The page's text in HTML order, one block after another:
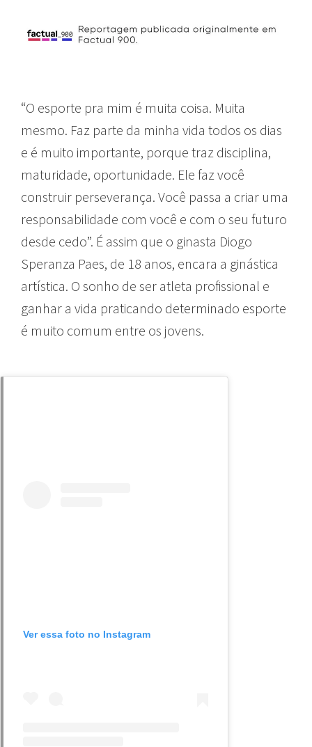
“O esporte pra mim é muita coisa. Muita
mesmo. Faz parte da minha vida todos os dias
e é muito importante, porque traz disciplina,
maturidade, oportunidade. Ele faz você
construir perseverança. Você passa a criar uma
responsabilidade com você e com o seu futuro
desde cedo”. É assim que o ginasta Diogo
Speranza Paes, de 18 anos, encara a ginástica
artística. O sonho de ser atleta profissional e
ganhar a vida praticando determinado esporte
é muito comum entre os jovens.
Ver essa foto no Instagram